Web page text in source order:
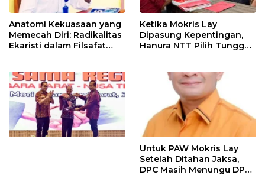
Anatomi Kekuasaan yang
Memecah Diri: Radikalitas
Ekaristi dalam Filsafat
Ketika Mokris Lay
Dipasung Kepentingan,
Hanura NTT Pilih Tunggu
Untuk PAW Mokris Lay
Setelah Ditahan Jaksa,
DPC Masih Menungu DPD